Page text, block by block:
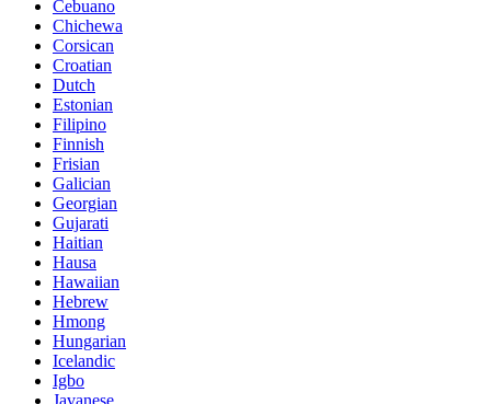
Cebuano
Chichewa
Corsican
Croatian
Dutch
Estonian
Filipino
Finnish
Frisian
Galician
Georgian
Gujarati
Haitian
Hausa
Hawaiian
Hebrew
Hmong
Hungarian
Icelandic
Igbo
Javanese